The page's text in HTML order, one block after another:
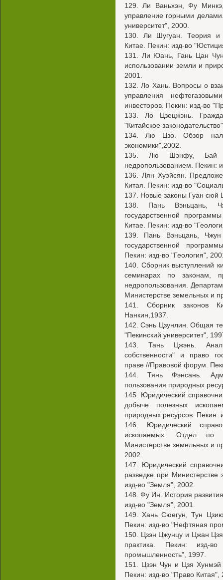
129. Ли Ваньхэн, Фу
управление горными
университет", 2000.
130. Ли Шугуан. Теория и
Китае. Пекин: изд-во
131. Ли Юань, Гань Цан
использовании земли и
2001.
132. Ло Хань. Вопросы о
управления
инвесторов. Пекин: изд-во
133. Ло Цзецжэнь.
"Китайское
134. Лю Цзо. Обзор
экономики",2002.
135. Лю Шэнфу, Бай
недропользованием. Пекин:
136. Лян Хуэйсян.
Китая. Пекин: изд-во
137. Новые законы Гуан сюй
138. Пань Вэньцань,
государственной
Китае. Пекин: изд-во
139. Пань Вэньцань,
государственной
Пекин: изд-во "Геология",
140. Сборник выступлений
семинарах по законам,
недропользования.
Министерстве земельных и
141. Сборник законов
Нанкин,1937.
142. Сэнь Цзунлин. Общая
"Пекинский университет",
143. Тань Цжэнь.
собственности" и право
праве //Правовой форум.
144. Тянь Фэнсань.
пользования природных
145. Юридический
добыче полезных
природных ресурсов. Пекин:
146. Юридический
ископаемых. Отдел по
Министерстве земельных и
2002.
147. Юридический
разведке при
изд-во "Земля", 2002.
148. Фу Ин. История
изд-во "Земля", 2001.
149. Хань Сюегун, Тун
Пекин: изд-во "Нефтяная
150. Цзэн Цжунцу и Цжан
практика. Пекин: изд-во
промышленность", 1997.
151. Цзэн Чун и Цзя Хунмэй
Пекин: изд-во "Право Китая",